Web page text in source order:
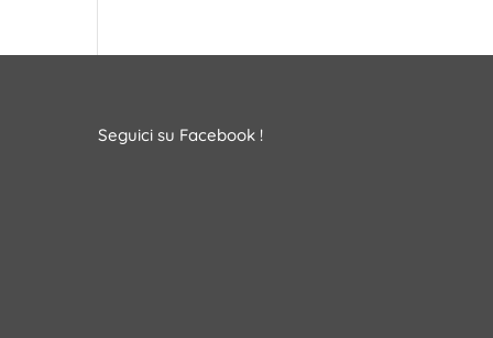
Seguici su Facebook !